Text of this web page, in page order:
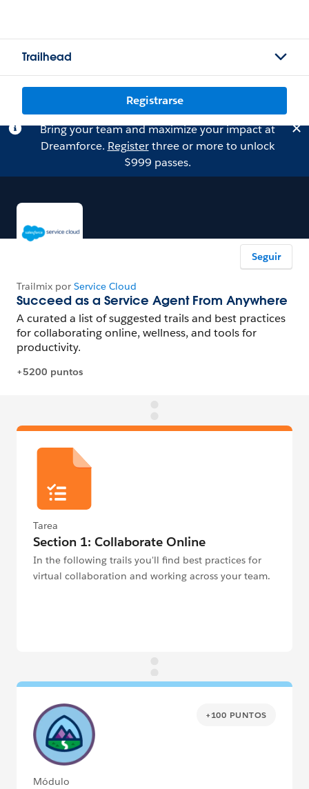
Trailhead
Registrarse
Bring your team and maximize your impact at
Dreamforce. Registerthree or more to unlock
$999 passes.
Seguir
Tarea
Section 1: Collaborate Online
In the following trails you'll find best practices for
virtual collaboration and working across your team.
+100 PUNTOS
Módulo